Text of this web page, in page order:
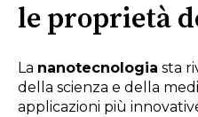
le proprietà
La nanotecnologia sta
della scienza e della
applicazioni più